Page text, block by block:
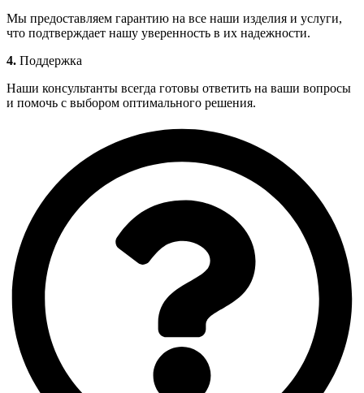
Мы предоставляем гарантию на все наши изделия и услуги,
что подтверждает нашу уверенность в их надежности.
4. Поддержка
Наши консультанты всегда готовы ответить на ваши вопросы
и помочь с выбором оптимального решения.